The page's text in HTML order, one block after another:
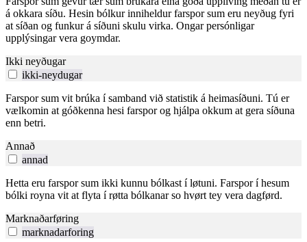
á okkara síðu. Hesin bólkur inniheldur farspor sum eru neyðug fyri
at síðan og funkur á síðuni skulu virka. Ongar persónligar
upplýsingar vera goymdar.
Ikki neyðugar
ikki-neydugar
Farspor sum vit brúka í samband við statistik á heimasíðuni. Tú er
vælkomin at góðkenna hesi farspor og hjálpa okkum at gera síðuna
enn betri.
Annað
annad
Hetta eru farspor sum ikki kunnu bólkast í løtuni. Farspor í hesum
bólki royna vit at flyta í røtta bólkanar so hvørt tey vera dagførd.
Marknaðarføring
marknadarforing